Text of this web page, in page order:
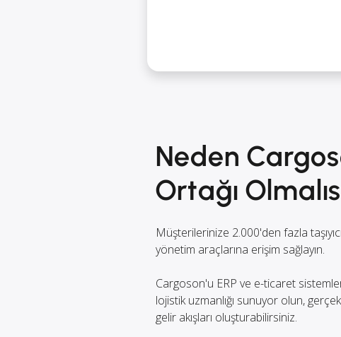
Neden
Ortağı
Müşterilerinize 2.000'den fazla
yönetim araçlarına erişim sağlayın.
Cargoson'u ERP ve e-ticaret
lojistik uzmanlığı sunuyor olun,
gelir akışları oluşturabilirsiniz.